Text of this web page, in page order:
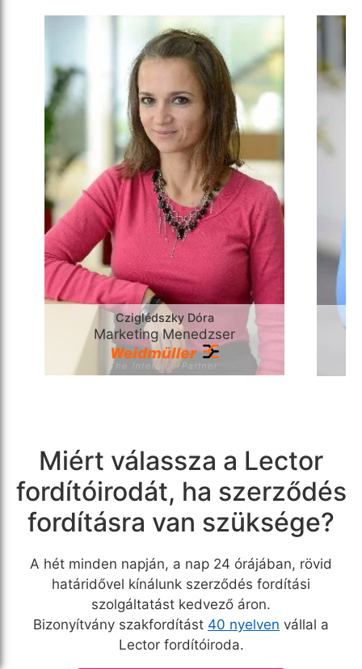
Cziglédszky Dóra
Marketing Menedzser
Miért válassza a Lector
fordítóirodát, ha szerződés
fordításra van szüksége?
A hét minden napján, a nap 24 órájában, rövid
határidővel kínálunk szerződés fordítási
szolgáltatást kedvező áron.
Bizonyítvány szakfordítást 40 nyelven vállal a
Lector fordítóiroda.